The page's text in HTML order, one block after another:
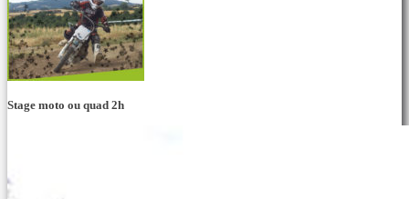
Stage moto ou quad 2h